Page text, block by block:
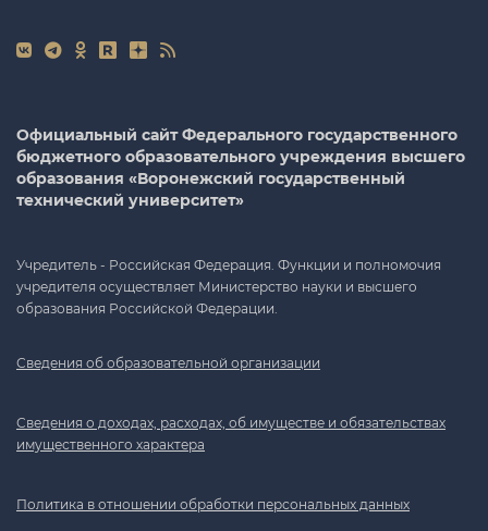
Официальный сайт Федерального государственного
бюджетного образовательного учреждения высшего
образования «Воронежский государственный
технический университет»
Учредитель - Российская Федерация. Функции и полномочия
учредителя осуществляет Министерство науки и высшего
образования Российской Федерации.
Сведения об образовательной организации
Сведения о доходах, расходах, об имуществе и обязательствах
имущественного характера
Политика в отношении обработки персональных данных